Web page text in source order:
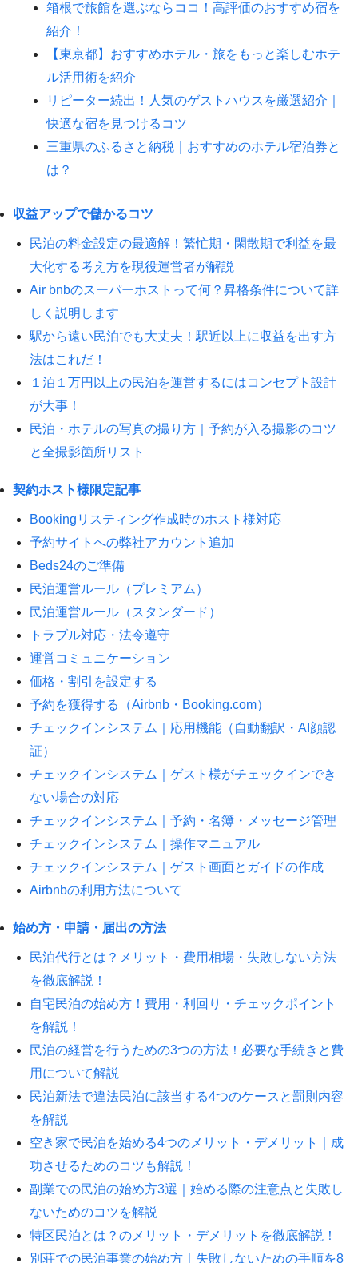
箱根で旅館を選ぶならココ！高評価のおすすめ宿を
紹介！
【東京都】おすすめホテル・旅をもっと楽しむホテ
ル活用術を紹介
リピーター続出！人気のゲストハウスを厳選紹介｜
快適な宿を見つけるコツ
三重県のふるさと納税｜おすすめのホテル宿泊券と
は？
収益アップで儲かるコツ
民泊の料金設定の最適解！繁忙期・閑散期で利益を最
大化する考え方を現役運営者が解説
Air bnbのスーパーホストって何？昇格条件について詳
しく説明します
駅から遠い民泊でも大丈夫！駅近以上に収益を出す方
法はこれだ！
１泊１万円以上の民泊を運営するにはコンセプト設計
が大事！
民泊・ホテルの写真の撮り方｜予約が入る撮影のコツ
と全撮影箇所リスト
契約ホスト様限定記事
Bookingリスティング作成時のホスト様対応
予約サイトへの弊社アカウント追加
Beds24のご準備
民泊運営ルール（プレミアム）
民泊運営ルール（スタンダード）
トラブル対応・法令遵守
運営コミュニケーション
価格・割引を設定する
予約を獲得する（Airbnb・Booking.com）
チェックインシステム｜応用機能（自動翻訳・AI顔認
証）
チェックインシステム｜ゲスト様がチェックインでき
ない場合の対応
チェックインシステム｜予約・名簿・メッセージ管理
チェックインシステム｜操作マニュアル
チェックインシステム｜ゲスト画面とガイドの作成
Airbnbの利用方法について
始め方・申請・届出の方法
民泊代行とは？メリット・費用相場・失敗しない方法
を徹底解説！
自宅民泊の始め方！費用・利回り・チェックポイント
を解説！
民泊の経営を行うための3つの方法！必要な手続きと費
用について解説
民泊新法で違法民泊に該当する4つのケースと罰則内容
を解説
空き家で民泊を始める4つのメリット・デメリット｜成
功させるためのコツも解説！
副業での民泊の始め方3選｜始める際の注意点と失敗し
ないためのコツを解説
特区民泊とは？のメリット・デメリットを徹底解説！
別荘での民泊事業の始め方｜失敗しないための手順を8